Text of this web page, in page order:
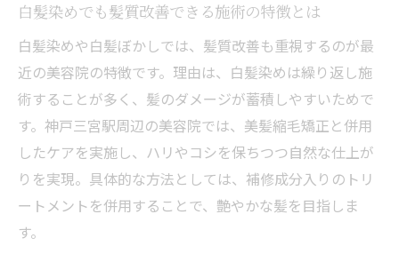
美容院で実践される最新ダメージケア技術
総覧
三宮で注目の白髪ぼかし＆薬剤除去の実力
とは
美髪縮毛矯正とヘアカラーの融合で理想を
実現
ヘアカラー後の残臭カットがもたらす快適
さ
白髪染めでも髪質改善できる施術の特徴とは
白髪染めや白髪ぼかしでは、髪質改善も重視するのが最
近の美容院の特徴です。理由は、白髪染めは繰り返し施
術することが多く、髪のダメージが蓄積しやすいためで
す。神戸三宮駅周辺の美容院では、美髪縮毛矯正と併用
したケアを実施し、ハリやコシを保ちつつ自然な仕上が
りを実現。具体的な方法としては、補修成分入りのトリ
ートメントを併用することで、艶やかな髪を目指しま
す。